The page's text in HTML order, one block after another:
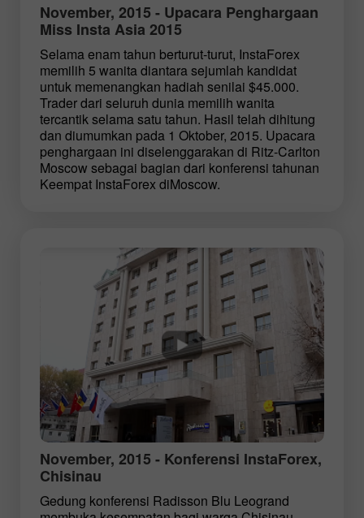
November, 2015 - Upacara Penghargaan
Miss Insta Asia 2015
Selama enam tahun berturut-turut, InstaForex
memilih 5 wanita diantara sejumlah kandidat
untuk memenangkan hadiah senilai $45.000.
Trader dari seluruh dunia memilih wanita
tercantik selama satu tahun. Hasil telah dihitung
dan diumumkan pada 1 Oktober, 2015. Upacara
penghargaan ini diselenggarakan di Ritz-Carlton
Moscow sebagai bagian dari konferensi tahunan
Keempat InstaForex diMoscow.
November, 2015 - Konferensi InstaForex,
Chisinau
Gedung konferensi Radisson Blu Leogrand